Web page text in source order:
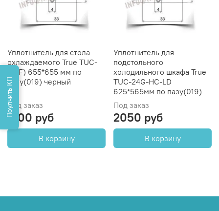
Уплотнитель для стола
охлаждаемого True TUC-
27(F) 655*655 мм по
пазу(019) черный
Под заказ
2100 руб
В корзину
Уплотнитель для
подстольного
холодильного шкафа True
TUC-24G-HC-LD
625*565мм по пазу(019)
Под заказ
2050 руб
В корзину
Поулчить КП